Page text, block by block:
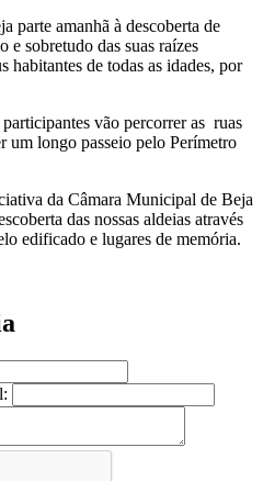
parte amanhã à descoberta de
e sobretudo das suas raízes
habitantes de todas as idades, por
vão percorrer as ruas
um longo passeio pelo Perímetro
da Câmara Municipal de Beja
das nossas aldeias através
edificado e lugares de memória.